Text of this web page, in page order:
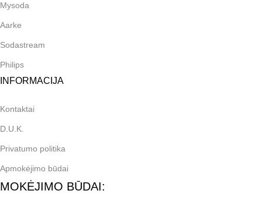
Mysoda
Aarke
Sodastream
Philips
INFORMACIJA
Kontaktai
D.U.K.
Privatumo politika
Apmokėjimo būdai
MOKĖJIMO BŪDAI: